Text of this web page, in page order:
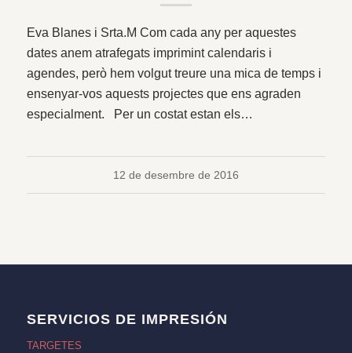
Eva Blanes i Srta.M Com cada any per aquestes
dates anem atrafegats imprimint calendaris i
agendes, però hem volgut treure una mica de temps i
ensenyar-vos aquests projectes que ens agraden
especialment. Per un costat estan els…
12 de desembre de 2016
SERVICIOS DE IMPRESIÓN
TARGETES